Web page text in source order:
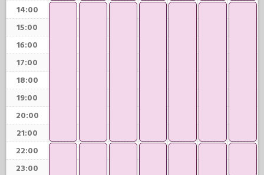
14:00
15:00
16:00
17:00
18:00
19:00
20:00
21:00
22:00
23:00